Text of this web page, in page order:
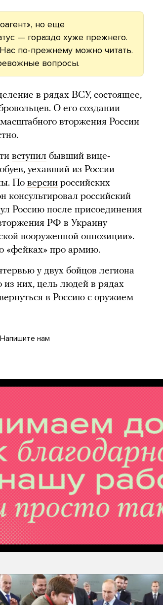
но еще
— гораздо хуже прежнего.
по-прежнему можно читать.
вопросы.
в рядах ВСУ, состоящее,
О его создании
вторжения России
вступил бывший вице-
уехавший из России
По версии российских
консультировал российский
Россию после присоединения
РФ в Украину
вооруженной оппозиции».
«фейках» про армию.
у двух бойцов легиона
из них, цель людей в рядах
в Россию с оружием
Напишите нам